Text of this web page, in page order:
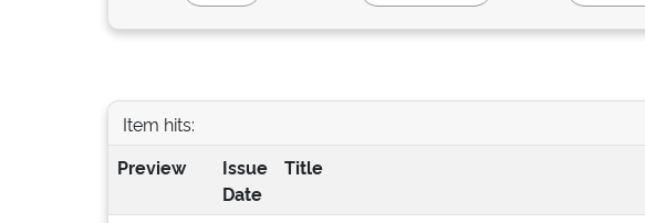
Item hits:
Preview
Issue
Date
Title